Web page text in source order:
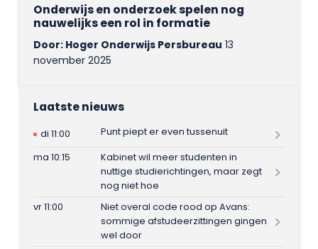
Onderwijs en onderzoek spelen nog
nauwelijks een rol in formatie
Door: Hoger Onderwijs Persbureau 13
november 2025
Laatste nieuws
di 11:00
Punt piept er even tussenuit
ma 10:15
Kabinet wil meer studenten in
nuttige studierichtingen, maar zegt
nog niet hoe
vr 11:00
Niet overal code rood op Avans:
sommige afstudeerzittingen gingen
wel door